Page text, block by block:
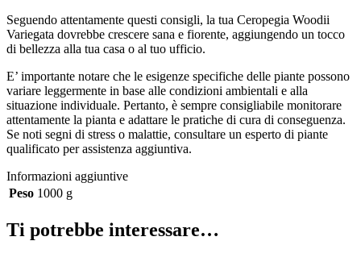
Seguendo attentamente questi consigli, la tua Ceropegia Woodii
Variegata dovrebbe crescere sana e fiorente, aggiungendo un tocco
di bellezza alla tua casa o al tuo ufficio.
E’ importante notare che le esigenze specifiche delle piante possono
variare leggermente in base alle condizioni ambientali e alla
situazione individuale. Pertanto, è sempre consigliabile monitorare
attentamente la pianta e adattare le pratiche di cura di conseguenza.
Se noti segni di stress o malattie, consultare un esperto di piante
qualificato per assistenza aggiuntiva.
Informazioni aggiuntive
Peso 1000 g
Ti potrebbe interessare…